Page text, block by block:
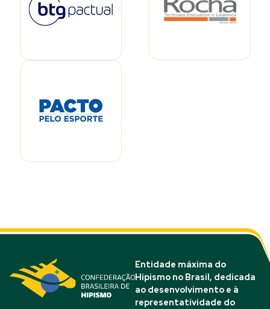
Entidade máxima do
Hipismo no Brasil, dedicada
ao desenvolvimento e à
representatividade do